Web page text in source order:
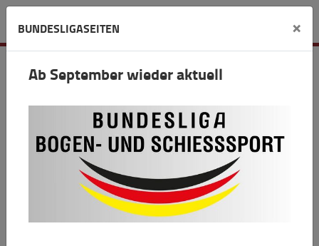
Detail
Bundesligafinale Bogen: Top-Stars & live
bei Sportdeutschland.TV
16.02.2024 11:21
Wenn am Samstag, 24. Februar, die acht besten
BUNDESLIGASEITEN ×
Ab September wieder aktuell